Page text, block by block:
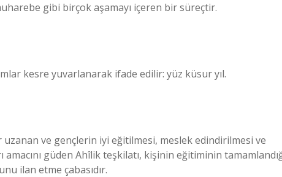
gibi birçok aşamayı içeren bir süreçtir.
kesre yuvarlanarak ifade edilir: yüz küsur yıl.
uzanan ve gençlerin iyi eğitilmesi, meslek edindirilmesi ve
güden Ahîlik teşkilatı, kişinin eğitiminin
ilan etme çabasıdır.